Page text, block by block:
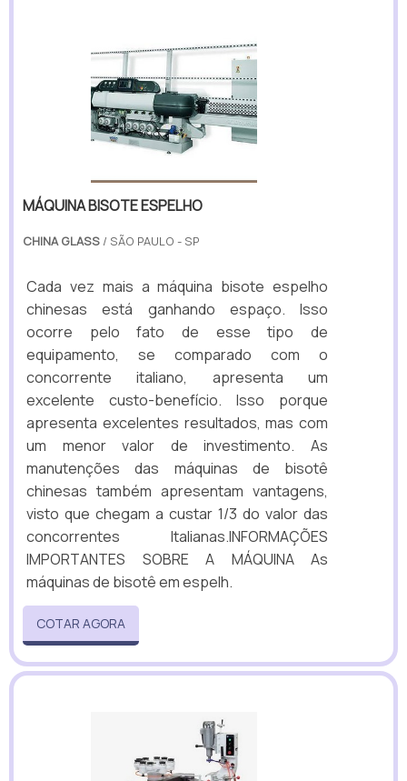
MÁQUINA BISOTE ESPELHO
CHINA GLASS / SÃO PAULO - SP
Cada vez mais a máquina bisote espelho
chinesas está ganhando espaço. Isso
ocorre pelo fato de esse tipo de
equipamento, se comparado com o
concorrente italiano, apresenta um
excelente custo-benefício. Isso porque
apresenta excelentes resultados, mas com
um menor valor de investimento. As
manutenções das máquinas de bisotê
chinesas também apresentam vantagens,
visto que chegam a custar 1/3 do valor das
concorrentes Italianas.INFORMAÇÕES
IMPORTANTES SOBRE A MÁQUINA As
máquinas de bisotê em espelh.
COTAR AGORA